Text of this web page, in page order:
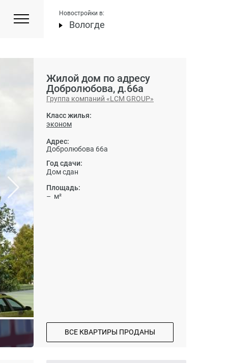
Новостройки в:
Вологде
Жилой дом по адресу
Добролюбова, д.66а
Группа компаний «LCM GROUP»
Класс жилья:
эконом
Адрес:
Добролюбова 66а
Год сдачи:
Дом сдан
Площадь:
– м²
ВСЕ КВАРТИРЫ ПРОДАНЫ